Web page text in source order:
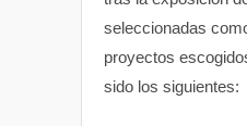
seleccionadas
proyectos
sido los siguientes: